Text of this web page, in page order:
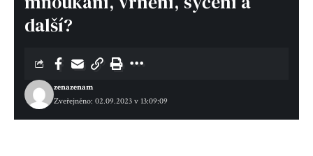
další?
Zveřejněno: 02.09.2023 v 13:09:09
zenazenam